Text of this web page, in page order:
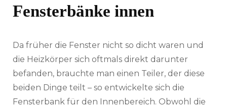
Fensterbänke innen
Da früher die Fenster nicht so dicht waren und
die Heizkörper sich oftmals direkt darunter
befanden, brauchte man einen Teiler, der diese
beiden Dinge teilt – so entwickelte sich die
Fensterbank für den Innenbereich. Obwohl die